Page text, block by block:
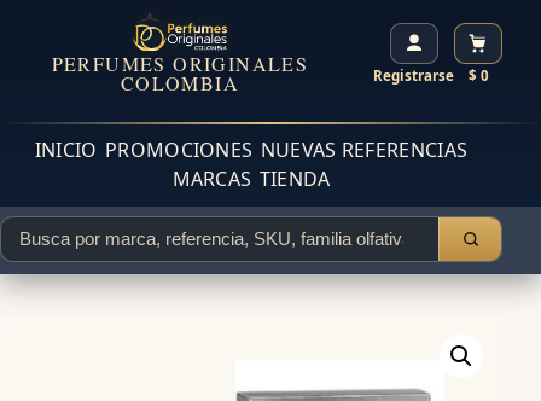
PERFUMES ORIGINALES
COLOMBIA Registrarse $ 0
INICIO PROMOCIONES NUEVAS REFERENCIAS
MARCAS TIENDA